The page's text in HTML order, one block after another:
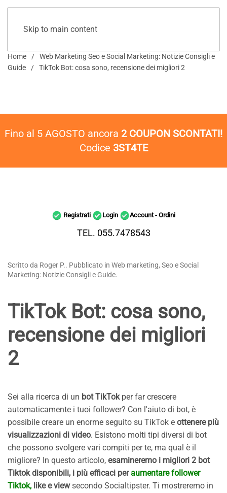
Skip to main content
Home
Web Marketing Seo e Social Marketing: Notizie Consigli e
Guide
TikTok Bot: cosa sono, recensione dei migliori 2
Fino al 5 AGOSTO ancora 2 COUPON SCONTATI!
Codice 3ST4TE
Registrati Login Account - Ordini
TEL. 055.7478543
Scritto da Roger P.. Pubblicato in Web marketing, Seo e Social
Marketing: Notizie Consigli e Guide.
TikTok Bot: cosa sono,
recensione dei migliori
2
Sei alla ricerca di un bot TikTokper far crescere
automaticamente i tuoi follower? Con l'aiuto di bot, è
possibile creare un enorme seguito su TikTok e ottenere più
visualizzazioni di video. Esistono molti tipi diversi di bot
che possono svolgere vari compiti per te, ma qual è il
migliore? In questo articolo, esamineremo i migliori 2 bot
Tiktok disponibili, i più efficaci peraumentare follower
Tiktok, like e viewsecondo Socialtipster. Ti mostreremo in